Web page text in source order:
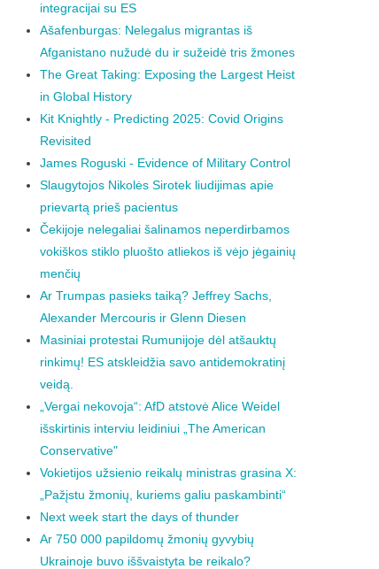
integracijai su ES
Ašafenburgas: Nelegalus migrantas iš
Afganistano nužudė du ir sužeidė tris žmones
The Great Taking: Exposing the Largest Heist
in Global History
Kit Knightly - Predicting 2025: Covid Origins
Revisited
James Roguski - Evidence of Military Control
Slaugytojos Nikolės Sirotek liudijimas apie
prievartą prieš pacientus
Čekijoje nelegaliai šalinamos neperdirbamos
vokiškos stiklo pluošto atliekos iš vėjo jėgainių
menčių
Ar Trumpas pasieks taiką? Jeffrey Sachs,
Alexander Mercouris ir Glenn Diesen
Masiniai protestai Rumunijoje dėl atšauktų
rinkimų! ES atskleidžia savo antidemokratinį
veidą.
„Vergai nekovoja“: AfD atstovė Alice Weidel
išskirtinis interviu leidiniui „The American
Conservative"
Vokietijos užsienio reikalų ministras grasina X:
„Pažįstu žmonių, kuriems galiu paskambinti“
Next week start the days of thunder
Ar 750 000 papildomų žmonių gyvybių
Ukrainoje buvo iššvaistyta be reikalo?